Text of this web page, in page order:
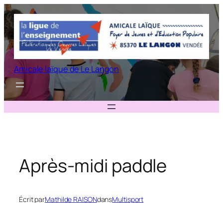
Aller
au
contenu
Amicale laïque de Le Langon
Après-midi paddle
Écrit parMathilde RAISONdansMultisport